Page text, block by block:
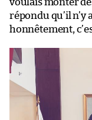
voulais monter
répondu qu’il n’y
honnêtement,